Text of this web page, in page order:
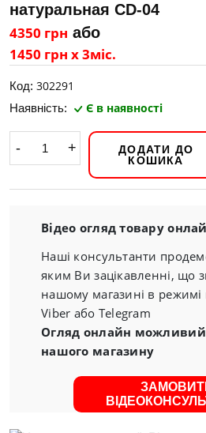
натуральная СD-04
4350 грн або
1450 грн х 3міс.
Код: 302291
Наявність: Є в наявності
- +
ДОДАТИ ДО
КОШИКА
Відео огляд товару
Наші консультанти
яким Ви зацікавленні, що
нашому магазині в режимі
Viber або Telegram
Огляд онлайн можливий
нашого магазину